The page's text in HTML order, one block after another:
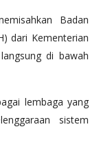
Badan
dari Kementerian
di bawah
lembaga yang
sistem